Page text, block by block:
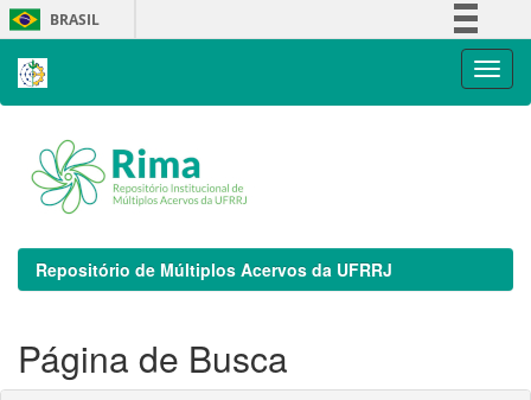
Skip
navigation
BRASIL
Repositório de Múltiplos Acervos da UFRRJ
Página de Busca